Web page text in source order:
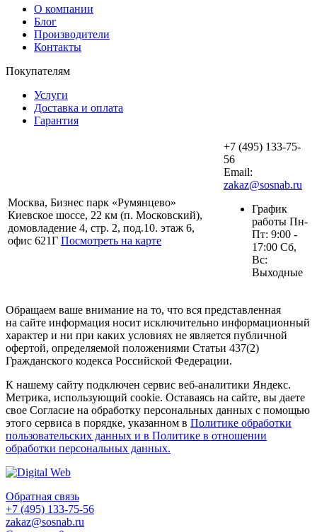
О компании
Блог
Производители
Контакты
Покупателям
Услуги
Доставка и оплата
Гарантия
Москва, Бизнес парк «Румянцево»
Киевское шоссе, 22 км (п. Московский),
домовладение 4, стр. 2, под.10. этаж 6,
офис 621Г Посмотреть на карте
+7 (495) 133-75-
56
Email:
zakaz@sosnab.ru
График
работы Пн-
Пт: 9:00 -
17:00 Сб,
Вс:
Выходные
Обращаем ваше внимание на то, что вся представленная
на сайте информация носит исключительно информационный
характер и ни при каких условиях не является публичной
офертой, определяемой положениями Статьи 437(2)
Гражданского кодекса Российской Федерации.
К нашему сайту подключен сервис веб-аналитики Яндекс.
Метрика, использующий cookie. Оставаясь на сайте, вы даете
свое Согласие на обработку персональных данных с помощью
этого сервиса в порядке, указанном в Политике обработки
пользовательских данных и в Политике в отношении
обработки персональных данных.
Обратная связь
+7 (495) 133-75-56
zakaz@sosnab.ru